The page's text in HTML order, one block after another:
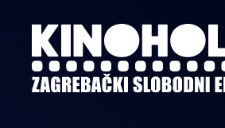
sadržaj